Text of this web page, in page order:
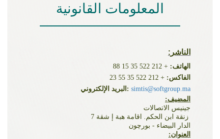
المعلومات القانونية
:الناشر
الهاتف: + 212 522 35 15 88
الفاكس: + 212 522 35 55 23
البريد الإلكتروني: simtis@softgroup.ma
:المضيف
جينيس الاتصالات
الدار البيضاء - بورچون
:العنوان